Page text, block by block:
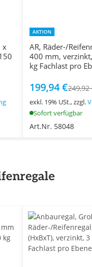
x
AKTION
AR, Räder-/
400 mm,
kg Fachlast pro
199,94 €249,92
exkl. 19% USt., zzgl.
Sofort verfügbar
Art.Nr. 58048